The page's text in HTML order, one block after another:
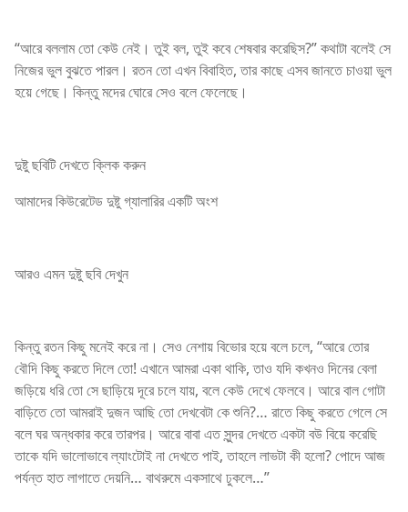
“আরে বললাম তো কেউ নেই। তুই বল, তুই কবে শেষবার করেছিস?” কথাটা বলেই সে
নিজের ভুল বুঝতে পারল। রতন তো এখন বিবাহিত, তার কাছে এসব জানতে চাওয়া ভুল
হয়ে গেছে। কিন্তু মদের ঘোরে সেও বলে ফেলেছে।
দুষ্টু ছবিটি দেখতে ক্লিক করুন
আমাদের কিউরেটেড দুষ্টু গ্যালারির একটি অংশ
আরও এমন দুষ্টু ছবি দেখুন
কিন্তু রতন কিছু মনেই করে না। সেও নেশায় বিভোর হয়ে বলে চলে, “আরে তোর
বৌদি কিছু করতে দিলে তো! এখানে আমরা একা থাকি, তাও যদি কখনও দিনের বেলা
জড়িয়ে ধরি তো সে ছাড়িয়ে দূরে চলে যায়, বলে কেউ দেখে ফেলবে। আরে বাল গোটা
বাড়িতে তো আমরাই দুজন আছি তো দেখবেটা কে শুনি?… রাতে কিছু করতে গেলে সে
বলে ঘর অন্ধকার করে তারপর। আরে বাবা এত সুন্দর দেখতে একটা বউ বিয়ে করেছি
তাকে যদি ভালোভাবে ল্যাংটোই না দেখতে পাই, তাহলে লাভটা কী হলো? পোদে আজ
পর্যন্ত হাত লাগাতে দেয়নি… বাথরুমে একসাথে ঢুকলে…”